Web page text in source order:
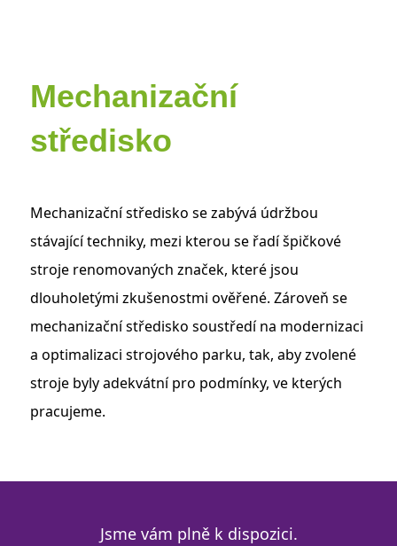
Mechanizační
středisko
Mechanizační středisko se zabývá údržbou
stávající techniky, mezi kterou se řadí špičkové
stroje renomovaných značek, které jsou
dlouholetými zkušenostmi ověřené. Zároveň se
mechanizační středisko soustředí na modernizaci
a optimalizaci strojového parku, tak, aby zvolené
stroje byly adekvátní pro podmínky, ve kterých
pracujeme.
Jsme vám plně k dispozici.